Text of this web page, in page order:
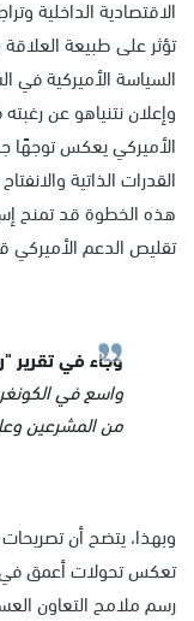
الاقتصادية الداخلية
تؤثر على طبيعة العلاقة
السياسة الأميركية في
وإعلان نتنياهو عن
الأميركي يعكس توجهًا
القدرات الذاتية
هذه الخطوة قد تمنح
تقليص الدعم الأميركي
وجاء في تقرير
واسع في
من المشرعين
وبهذا، يتضح أن
تعكس تحولات أعمق في
رسم ملامح التعاون